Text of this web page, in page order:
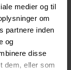
medier og til
om
partnere inden
og
disse
dem, eller som